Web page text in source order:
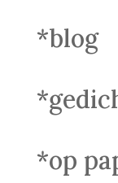
*blog
*op